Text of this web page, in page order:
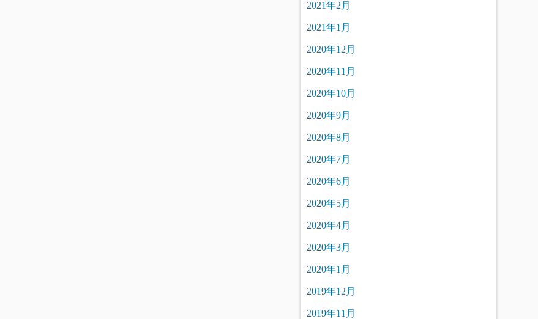
2021年2月
2021年1月
2020年12月
2020年11月
2020年10月
2020年9月
2020年8月
2020年7月
2020年6月
2020年5月
2020年4月
2020年3月
2020年1月
2019年12月
2019年11月